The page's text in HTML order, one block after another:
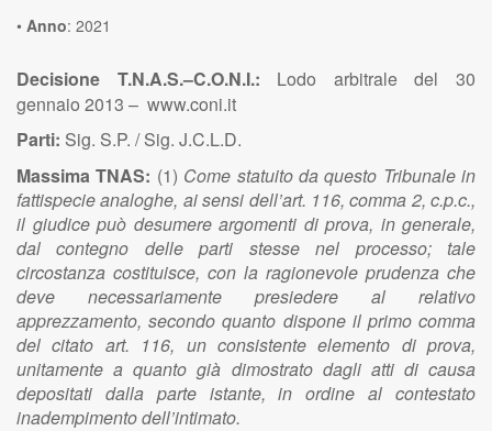
• Anno: 2021
Decisione T.N.A.S.–C.O.N.I.: Lodo arbitrale del 30
gennaio 2013 – www.coni.it
Parti: Sig. S.P. / Sig. J.C.L.D.
Massima TNAS: (1) Come statuito da questo Tribunale in
fattispecie analoghe, ai sensi dell’art. 116, comma 2, c.p.c.,
il giudice può desumere argomenti di prova, in generale,
dal contegno delle parti stesse nel processo; tale
circostanza costituisce, con la ragionevole prudenza che
deve necessariamente presiedere al relativo
apprezzamento, secondo quanto dispone il primo comma
del citato art. 116, un consistente elemento di prova,
unitamente a quanto già dimostrato dagli atti di causa
depositati dalla parte istante, in ordine al contestato
inadempimento dell’intimato.